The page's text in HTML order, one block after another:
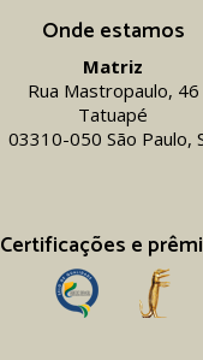
Onde estamos
Matriz
Rua Mastropaulo, 46
Tatuapé
03310-050 São Paulo,
Certificações e